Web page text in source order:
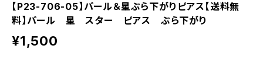
【P23-706-05】パール＆星ぶら下がりピアス【送料無
料】パール 星 スター ピアス ぶら下がり
¥1,500